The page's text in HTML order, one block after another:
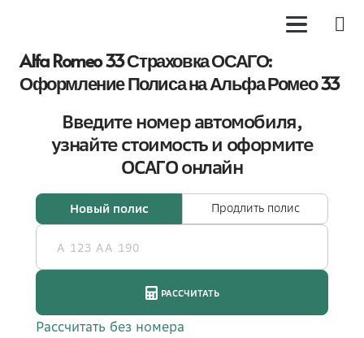
Alfa Romeo 33 Страховка ОСАГО:
Оформление Полиса на Альфа Ромео 33